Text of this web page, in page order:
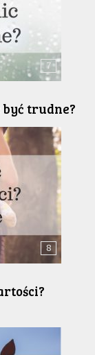
7
trudne?
8